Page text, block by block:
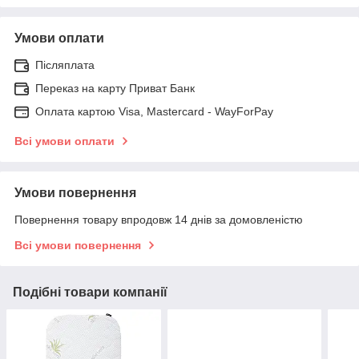
Умови оплати
Післяплата
Переказ на карту Приват Банк
Оплата картою Visa, Mastercard - WayForPay
Всі умови оплати
Умови повернення
Повернення товару впродовж 14 днів за домовленістю
Всі умови повернення
Подібні товари компанії